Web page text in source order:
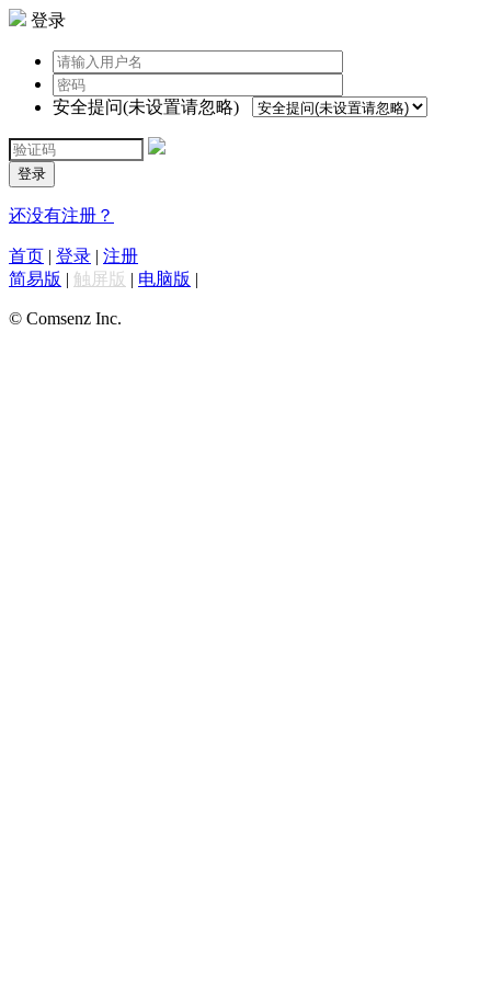
登录
安全提问(未设置请忽略)
登录
还没有注册？
首页 | 登录 | 注册
简易版 | 触屏版 | 电脑版 |
© Comsenz Inc.